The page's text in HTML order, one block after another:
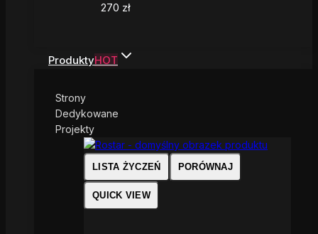
270 zł
ProduktyHOT
Strony
Dedykowane
Projekty
LISTA ŻYCZEŃ PORÓWNAJ
QUICK VIEW